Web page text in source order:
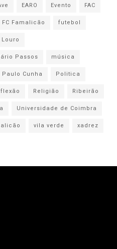
EARO Evento
FAC
FC Famalicão
futebol
Louro
Passos
música
Paulo Cunha
Politica
Religião
Ribeirão
Universidade de Coimbra
vila verde xadrez